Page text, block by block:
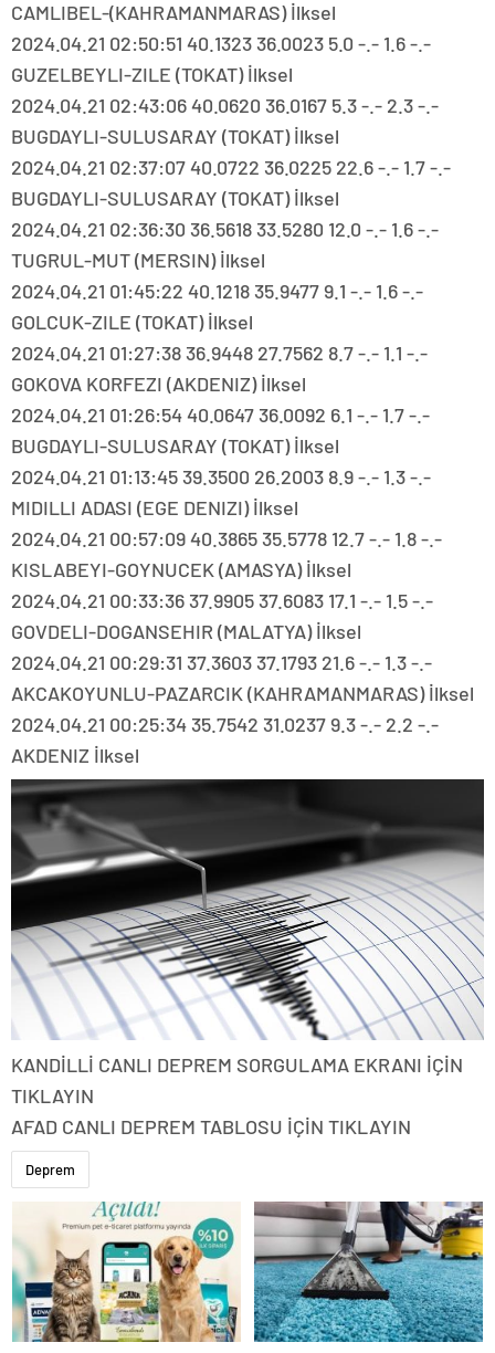
CAMLIBEL-(KAHRAMANMARAS) İlksel
2024.04.21 02:50:51 40.1323 36.0023 5.0 -.- 1.6 -.-
GUZELBEYLI-ZILE (TOKAT) İlksel
2024.04.21 02:43:06 40.0620 36.0167 5.3 -.- 2.3 -.-
BUGDAYLI-SULUSARAY (TOKAT) İlksel
2024.04.21 02:37:07 40.0722 36.0225 22.6 -.- 1.7 -.-
BUGDAYLI-SULUSARAY (TOKAT) İlksel
2024.04.21 02:36:30 36.5618 33.5280 12.0 -.- 1.6 -.-
TUGRUL-MUT (MERSIN) İlksel
2024.04.21 01:45:22 40.1218 35.9477 9.1 -.- 1.6 -.-
GOLCUK-ZILE (TOKAT) İlksel
2024.04.21 01:27:38 36.9448 27.7562 8.7 -.- 1.1 -.-
GOKOVA KORFEZI (AKDENIZ) İlksel
2024.04.21 01:26:54 40.0647 36.0092 6.1 -.- 1.7 -.-
BUGDAYLI-SULUSARAY (TOKAT) İlksel
2024.04.21 01:13:45 39.3500 26.2003 8.9 -.- 1.3 -.-
MIDILLI ADASI (EGE DENIZI) İlksel
2024.04.21 00:57:09 40.3865 35.5778 12.7 -.- 1.8 -.-
KISLABEYI-GOYNUCEK (AMASYA) İlksel
2024.04.21 00:33:36 37.9905 37.6083 17.1 -.- 1.5 -.-
GOVDELI-DOGANSEHIR (MALATYA) İlksel
2024.04.21 00:29:31 37.3603 37.1793 21.6 -.- 1.3 -.-
AKCAKOYUNLU-PAZARCIK (KAHRAMANMARAS) İlksel
2024.04.21 00:25:34 35.7542 31.0237 9.3 -.- 2.2 -.-
AKDENIZ İlksel
KANDİLLİ CANLI DEPREM SORGULAMA EKRANI İÇİN
TIKLAYIN
AFAD CANLI DEPREM TABLOSU İÇİN TIKLAYIN
Deprem